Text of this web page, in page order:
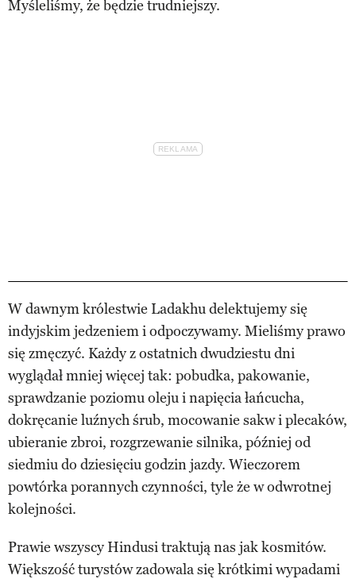
Myśleliśmy, że będzie trudniejszy.
W dawnym królestwie Ladakhu delektujemy się
indyjskim jedzeniem i odpoczywamy. Mieliśmy prawo
się zmęczyć. Każdy z ostatnich dwudziestu dni
wyglądał mniej więcej tak: pobudka, pakowanie,
sprawdzanie poziomu oleju i napięcia łańcucha,
dokręcanie luźnych śrub, mocowanie sakw i plecaków,
ubieranie zbroi, rozgrzewanie silnika, później od
siedmiu do dziesięciu godzin jazdy. Wieczorem
powtórka porannych czynności, tyle że w odwrotnej
kolejności.
Prawie wszyscy Hindusi traktują nas jak kosmitów.
Większość turystów zadowala się krótkimi wypadami